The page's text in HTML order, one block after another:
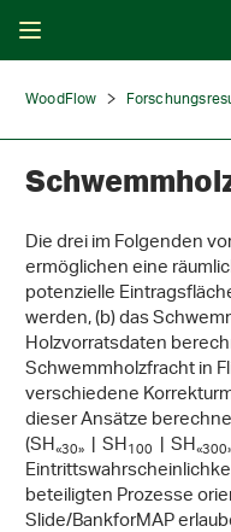
WoodFlow
Die drei im Folgenden
ermöglichen eine
potenzielle
werden, (b) das
Holzvorratsdaten
Schwemmholzfracht in
verschiedene
dieser Ansätze
(SH«30» | SH100 | SH
beteiligten Prozesse
Slide/BankforMAP